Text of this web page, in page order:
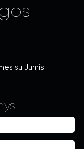
su Jumis